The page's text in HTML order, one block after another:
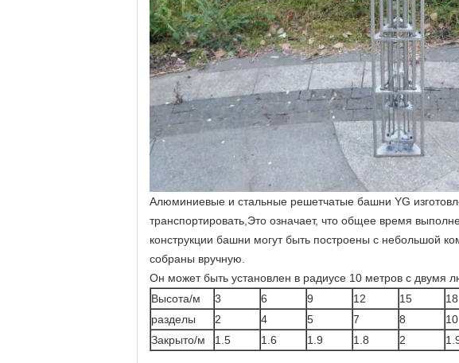
Алюминиевые и стальные решетчатые башни YG
транспортировать,Это означает, что общее время
конструкции башни могут быть построены с небольшой
собраны вручную.
Он может быть установлен в радиусе 10 метров с двумя
Высота/м
3 6 9 12 15 18
разделы
2 4 5 7 8 10
Закрыто/м
1.5 1.6 1.9 1.8 2